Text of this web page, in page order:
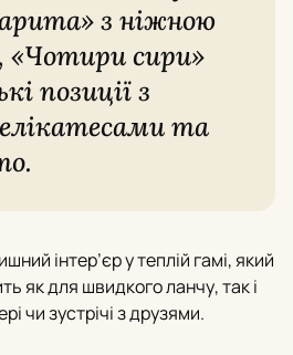
з ніжною
«Чотири сири»
позиції з
та
інтер’єр у теплій гамі, який
як для швидкого ланчу, так і
чи зустрічі з друзями.